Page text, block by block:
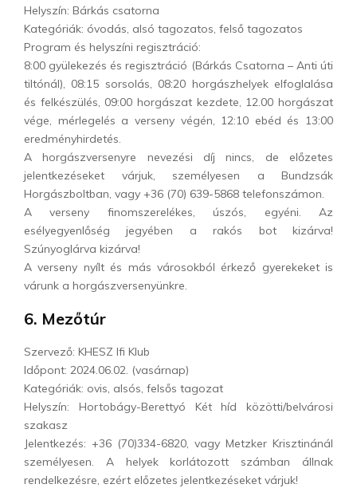
Helyszín: Bárkás csatorna
Kategóriák: óvodás, alsó tagozatos, felső tagozatos
Program és helyszíni regisztráció:
8:00 gyülekezés és regisztráció (Bárkás Csatorna – Anti úti
tiltónál), 08:15 sorsolás, 08:20 horgászhelyek elfoglalása
és felkészülés, 09:00 horgászat kezdete, 12.00 horgászat
vége, mérlegelés a verseny végén, 12:10 ebéd és 13:00
eredményhirdetés.
A horgászversenyre nevezési díj nincs, de előzetes
jelentkezéseket várjuk, személyesen a Bundzsák
Horgászboltban, vagy +36 (70) 639-5868 telefonszámon.
A verseny finomszerelékes, úszós, egyéni. Az
esélyegyenlőség jegyében a rakós bot kizárva!
Szúnyoglárva kizárva!
A verseny nyílt és más városokból érkező gyerekeket is
várunk a horgászversenyünkre.
6. Mezőtúr
Szervező: KHESZ Ifi Klub
Időpont: 2024.06.02. (vasárnap)
Kategóriák: ovis, alsós, felsős tagozat
Helyszín: Hortobágy-Berettyó Két híd közötti/belvárosi
szakasz
Jelentkezés: +36 (70)334-6820, vagy Metzker Krisztinánál
személyesen. A helyek korlátozott számban állnak
rendelkezésre, ezért előzetes jelentkezéseket várjuk!